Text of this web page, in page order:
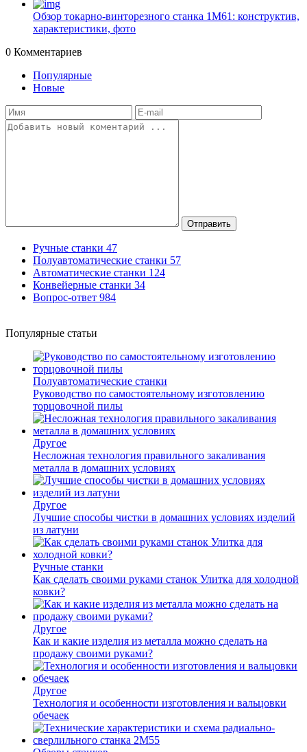
Обзор токарно-винторезного станка 1М61: конструктив,
характеристики, фото
0 Комментариев
Популярные
Новые
Отправить
Ручные станки 47
Полуавтоматические станки 57
Автоматические станки 124
Конвейерные станки 34
Вопрос-ответ 984
Популярные статьи
Полуавтоматические станки
Руководство по самостоятельному изготовлению
торцовочной пилы
Другое
Несложная технология правильного закаливания
металла в домашних условиях
Другое
Лучшие способы чистки в домашних условиях изделий
из латуни
Ручные станки
Как сделать своими руками станок Улитка для холодной
ковки?
Другое
Как и какие изделия из металла можно сделать на
продажу своими руками?
Другое
Технология и особенности изготовления и вальцовки
обечаек